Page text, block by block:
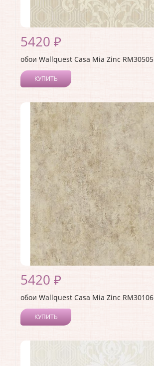
5420 ₽
обои Wallquest Casa Mia Zinc RM30505
КУПИТЬ
Коллекция:Casa Mia Zinc
Длина рулона: 10
Ширина рулона:
Материал покрытия: Акриловое
Страна:США
Материал основы:Бумага
Раппорт:
5420 ₽
обои Wallquest Casa Mia Zinc RM30106
КУПИТЬ
Коллекция:Casa Mia Zinc